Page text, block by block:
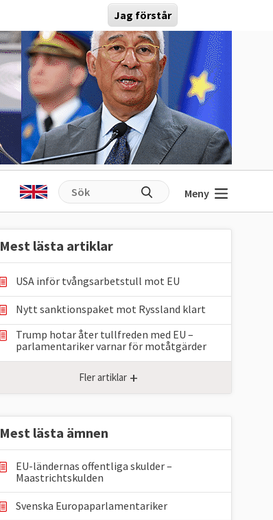
Jag förstår
Meny
Mest lästa artiklar
USA inför tvångsarbetstull mot EU
Nytt sanktionspaket mot Ryssland klart
Trump hotar åter tullfreden med EU –
parlamentariker ⁠varnar för motåtgärder
Fler artiklar +
Mest lästa ämnen
EU-ländernas offentliga skulder –
Maastrichtskulden
Svenska Europaparlamentariker